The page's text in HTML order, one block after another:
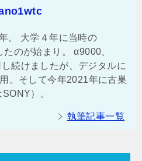
。 大学４年に当時の
のが始まり。 α9000、
続けましたが、デジタルに
。そして今年2021年に古巣
）。
執筆記事一覧